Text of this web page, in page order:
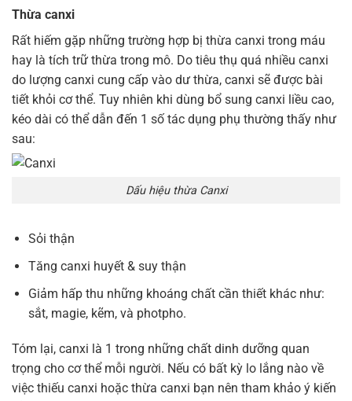
Thừa canxi
Rất hiếm gặp những trường hợp bị thừa canxi trong máu
hay là tích trữ thừa trong mô. Do tiêu thụ quá nhiều canxi
do lượng canxi cung cấp vào dư thừa, canxi sẽ được bài
tiết khỏi cơ thể. Tuy nhiên khi dùng bổ sung canxi liều cao,
kéo dài có thể dẫn đến 1 số tác dụng phụ thường thấy như
sau:
Dấu hiệu thừa Canxi
Sỏi thận
Tăng canxi huyết & suy thận
Giảm hấp thu những khoáng chất cần thiết khác như:
sắt, magie, kẽm, và photpho.
Tóm lại, canxi là 1 trong những chất dinh dưỡng quan
trọng cho cơ thể mỗi người. Nếu có bất kỳ lo lắng nào về
việc thiếu canxi hoặc thừa canxi bạn nên tham khảo ý kiến